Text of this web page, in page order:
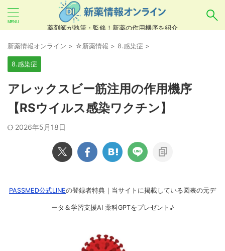
薬剤師が執筆・監修！新薬の作用機序を紹介
あいまい検索（例：ひらがな、誤字）には対応し
ていませんので、製品名・一般名・キーワードな
どをカタカナでご入力ください。
良い例：テセントリク
悪い例：てせんとりく テセンタリク
新薬情報オンライン > ☆新薬情報 > 8.感染症 >
8.感染症
アレックスビー筋注用の作用機序
【RSウイルス感染ワクチン】
2026年5月18日
PASSMED公式LINEの登録者特典｜当サイトに掲載している図表の元デ
ータ＆学習支援AI 薬科GPTをプレゼント♪